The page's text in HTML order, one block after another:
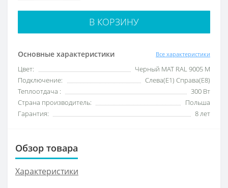
Основные характеристики Все характеристики
Цвет:
Черный МАТ RAL 9005 M
Подключение:
Слева(Е1) Справа(Е8)
Теплоотдача :
300 Вт
Страна производитель:
Польша
Гарантия:
8 лет
В КОРЗИНУ
Обзор товара
Характеристики